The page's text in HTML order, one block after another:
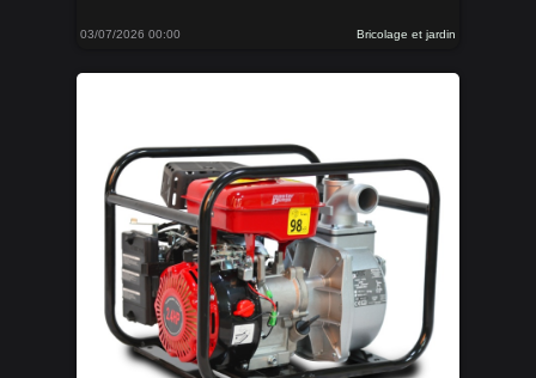
03/07/2026 00:00 Bricolage et jardin